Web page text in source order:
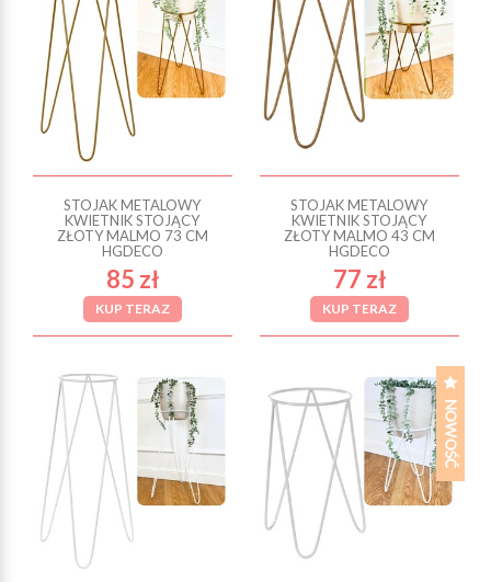
STOJAK METALOWY
KWIETNIK STOJĄCY
ZŁOTY MALMO 73 CM
HGDECO
85 zł
KUP TERAZ
STOJAK METALOWY
KWIETNIK STOJĄCY
ZŁOTY MALMO 43 CM
HGDECO
77 zł
KUP TERAZ